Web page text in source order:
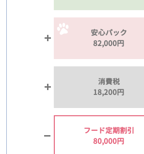
安心パック
82,000円
消費税
18,200円
フード定期割引
80,000円